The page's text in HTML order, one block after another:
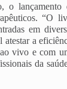
o lançamento
“O
em
a
vivo e com
da